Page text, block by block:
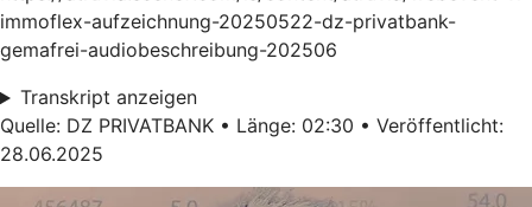
immoflex-aufzeichnung-20250522-dz-privatbank-
gemafrei-audiobeschreibung-202506
Transkript anzeigen
Quelle: DZ PRIVATBANK • Länge: 02:30 • Veröffentlicht:
28.06.2025